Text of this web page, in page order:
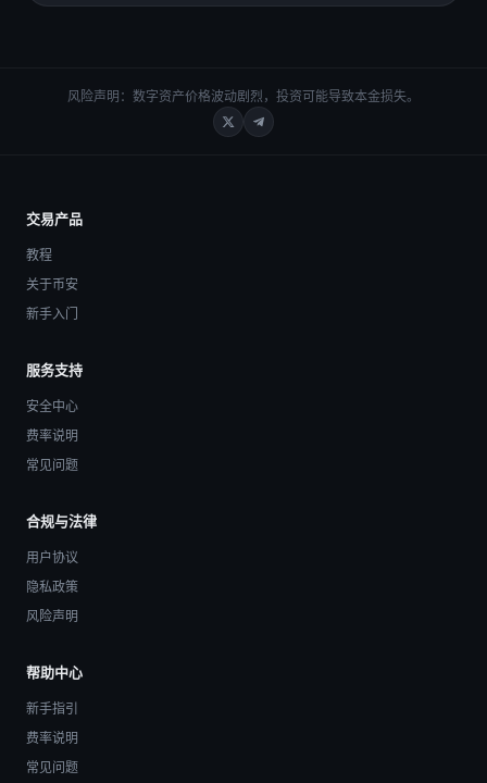
风险声明：数字资产价格波动剧烈，投资可能导致本金损失。
交易产品
教程
关于币安
新手入门
服务支持
安全中心
费率说明
常见问题
合规与法律
用户协议
隐私政策
风险声明
帮助中心
新手指引
费率说明
常见问题